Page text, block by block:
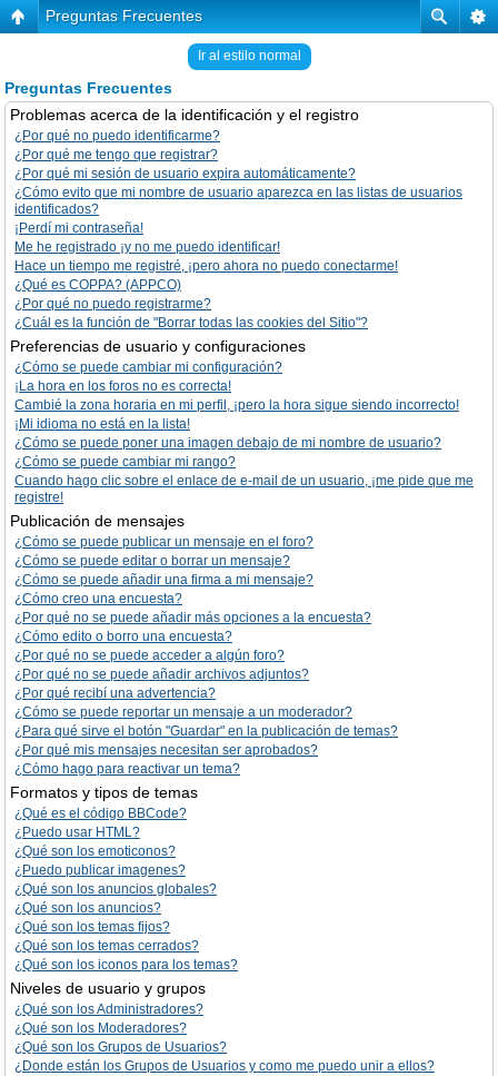
Preguntas Frecuentes
Ir al estilo normal
Preguntas Frecuentes
Problemas acerca de la identificación y el registro
¿Por qué no puedo identificarme?
¿Por qué me tengo que registrar?
¿Por qué mi sesión de usuario expira automáticamente?
¿Cómo evito que mi nombre de usuario aparezca en las listas de usuarios
identificados?
¡Perdí mi contraseña!
Me he registrado ¡y no me puedo identificar!
Hace un tiempo me registré, ¡pero ahora no puedo conectarme!
¿Qué es COPPA? (APPCO)
¿Por qué no puedo registrarme?
¿Cuál es la función de "Borrar todas las cookies del Sitio"?
Preferencias de usuario y configuraciones
¿Cómo se puede cambiar mi configuración?
¡La hora en los foros no es correcta!
Cambié la zona horaria en mi perfil, ¡pero la hora sigue siendo incorrecto!
¡Mi idioma no está en la lista!
¿Cómo se puede poner una imagen debajo de mi nombre de usuario?
¿Cómo se puede cambiar mi rango?
Cuando hago clic sobre el enlace de e-mail de un usuario, ¡me pide que me
registre!
Publicación de mensajes
¿Cómo se puede publicar un mensaje en el foro?
¿Cómo se puede editar o borrar un mensaje?
¿Cómo se puede añadir una firma a mi mensaje?
¿Cómo creo una encuesta?
¿Por qué no se puede añadir más opciones a la encuesta?
¿Cómo edito o borro una encuesta?
¿Por qué no se puede acceder a algún foro?
¿Por qué no se puede añadir archivos adjuntos?
¿Por qué recibí una advertencia?
¿Cómo se puede reportar un mensaje a un moderador?
¿Para qué sirve el botón "Guardar" en la publicación de temas?
¿Por qué mis mensajes necesitan ser aprobados?
¿Cómo hago para reactivar un tema?
Formatos y tipos de temas
¿Qué es el código BBCode?
¿Puedo usar HTML?
¿Qué son los emoticonos?
¿Puedo publicar imagenes?
¿Qué son los anuncios globales?
¿Qué son los anuncios?
¿Qué son los temas fijos?
¿Qué son los temas cerrados?
¿Qué son los iconos para los temas?
Niveles de usuario y grupos
¿Qué son los Administradores?
¿Qué son los Moderadores?
¿Qué son los Grupos de Usuarios?
¿Donde están los Grupos de Usuarios y como me puedo unir a ellos?